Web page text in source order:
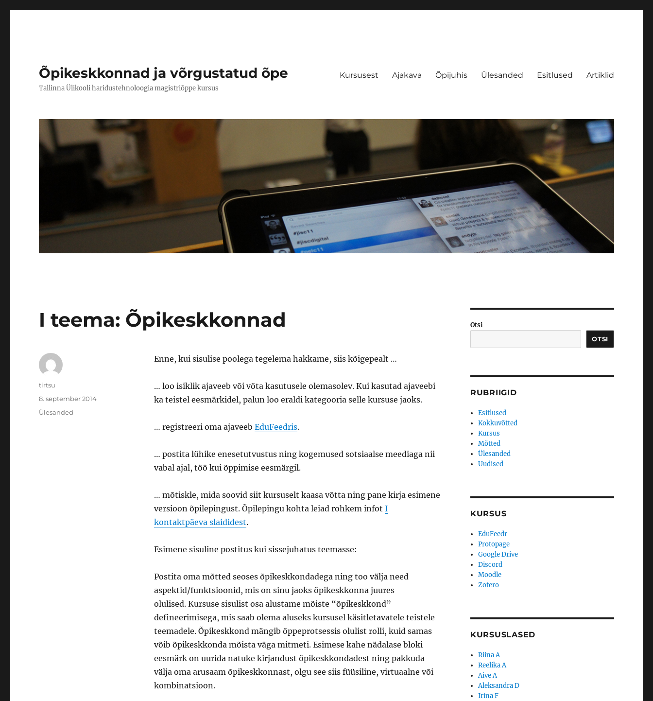
Õpikeskkonnad ja võrgustatud õpe
Tallinna Ülikooli haridustehnoloogia magistriõppe kursus
Kursusest Ajakava Õpijuhis Ülesanded Esitlused Artiklid
I teema: Õpikeskkonnad
Enne, kui sisulise poolega tegelema hakkame, siis kõigepealt …
… loo isiklik ajaveeb või võta kasutusele olemasolev. Kui kasutad ajaveebi
ka teistel eesmärkidel, palun loo eraldi kategooria selle kursuse jaoks.
… registreeri oma ajaveeb EduFeedris.
… postita lühike enesetutvustus ning kogemused sotsiaalse meediaga nii
vabal ajal, töö kui õppimise eesmärgil.
… mõtiskle, mida soovid siit kursuselt kaasa võtta ning pane kirja esimene
versioon õpilepingust. Õpilepingu kohta leiad rohkem infot I
kontaktpäeva slaididest.
Esimene sisuline postitus kui sissejuhatus teemasse:
Postita oma mõtted seoses õpikeskkondadega ning too välja need
aspektid/funktsioonid, mis on sinu jaoks õpikeskkonna juures
olulised. Kursuse sisulist osa alustame mõiste “õpikeskkond”
defineerimisega, mis saab olema aluseks kursusel käsitletavatele teistele
teemadele. Õpikeskkond mängib õppeprotsessis olulist rolli, kuid samas
võib õpikeskkonda mõista väga mitmeti. Esimese kahe nädalase bloki
eesmärk on uurida natuke kirjandust õpikeskkondadest ning pakkuda
välja oma arusaam õpikeskkonnast, olgu see siis füüsiline, virtuaalne või
kombinatsioon.
Autor
tirtsu
Postitatud
8. september 2014
Rubriigid
Ülesanded
Otsi
OTSI
RUBRIIGID
Esitlused
Kokkuvõtted
Kursus
Mõtted
Ülesanded
Uudised
KURSUS
EduFeedr
Protopage
Google Drive
Discord
Moodle
Zotero
KURSUSLASED
Riina A
Reelika A
Aive A
Aleksandra D
Irina F